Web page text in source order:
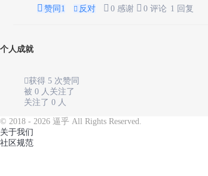
 赞同 1  反对  0 感谢  0 评论 1 回复
个人成就
获得 5 次赞同
被 0 人关注了
关注了 0 人
© 2018 - 2026 逼乎 All Rights Reserved.
关于我们
社区规范